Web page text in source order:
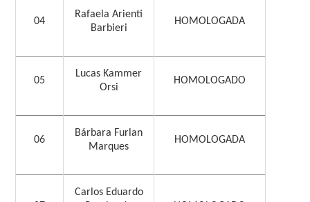
04
Rafaela Arienti
Barbieri
HOMOLOGADA
05
Lucas Kammer
Orsi
HOMOLOGADO
06
Bárbara Furlan
Marques
HOMOLOGADA
Carlos Eduardo